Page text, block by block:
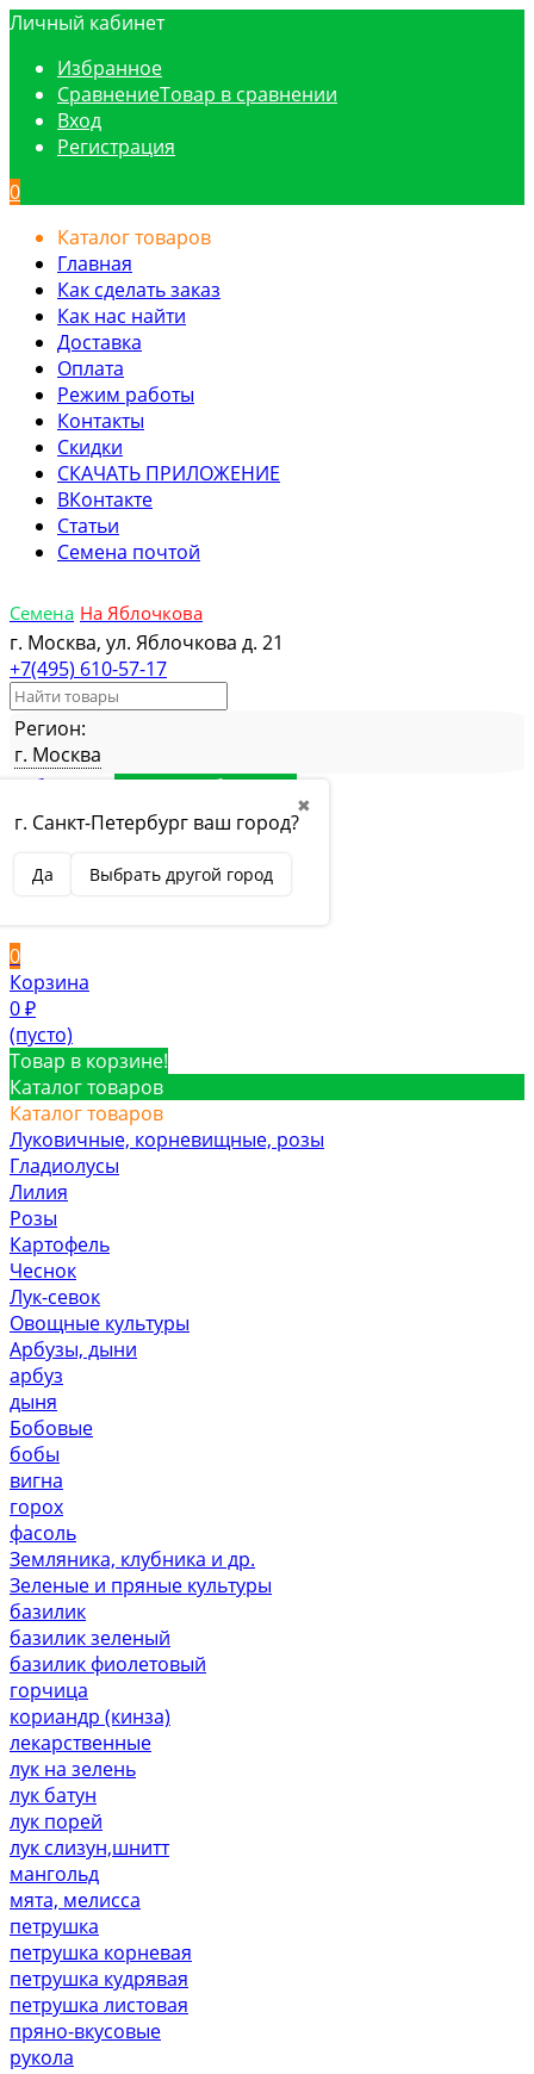
Личный кабинет
Избранное
СравнениеТовар в сравнении
Вход
Регистрация
0
Каталог товаров
Главная
Как сделать заказ
Как нас найти
Доставка
Оплата
Режим работы
Контакты
Скидки
СКАЧАТЬ ПРИЛОЖЕНИЕ
ВКонтакте
Статьи
Семена почтой
Семена На Яблочкова
г. Москва, ул. Яблочкова д. 21
+7(495) 610-57-17
Регион:
г. Москва
✖
г. Санкт-Петербург ваш город?
Да Выбрать другой город
Избранное Товар в избранном
СравнениеТовар в сравнении
Вход
Вход
0
Корзина
0 ₽
(пусто)
Товар в корзине!
Каталог товаров
Каталог товаров
Луковичные, корневищные, розы
Гладиолусы
Лилия
Розы
Картофель
Чеснок
Лук-севок
Овощные культуры
Арбузы, дыни
арбуз
дыня
Бобовые
бобы
вигна
горох
фасоль
Земляника, клубника и др.
Зеленые и пряные культуры
базилик
базилик зеленый
базилик фиолетовый
горчица
кориандр (кинза)
лекарственные
лук на зелень
лук батун
лук порей
лук слизун,шнитт
мангольд
мята, мелисса
петрушка
петрушка корневая
петрушка кудрявая
петрушка листовая
пряно-вкусовые
рукола